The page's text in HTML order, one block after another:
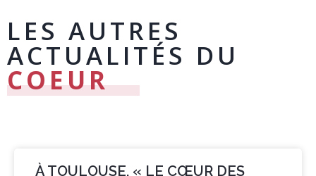
LES AUTRES
ACTUALITÉS DU
COEUR
À TOULOUSE, « LE CŒUR DES